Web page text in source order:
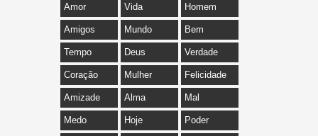
Amor Vida Homem
Amigos Mundo Bem
Tempo Deus Verdade
Coração Mulher Felicidade
Amizade Alma Mal
Medo Hoje Poder